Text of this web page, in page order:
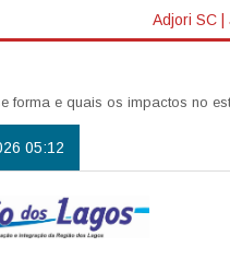
Adjori SC |
e quais os impactos no estado
05:12